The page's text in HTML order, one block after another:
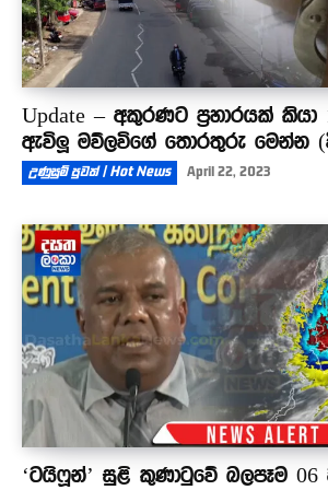
Update – අකුරණට ප්‍රහාරයක් කියා
ඇවිලූ මව්ලවිගේ තොරතුරු මෙන්න
උණුසුම් පුවත් | Hot News April 22, 2023
‘ටයිෆූන්’ සුළි කුණාටුවේ බලපෑම 06